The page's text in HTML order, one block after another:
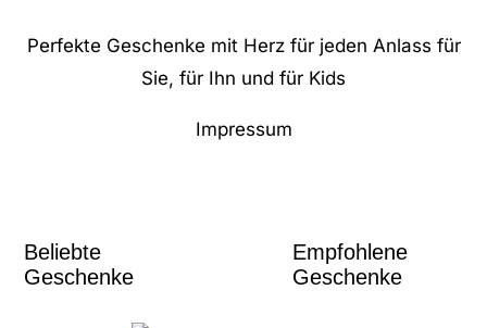
Perfekte Geschenke mit Herz für jeden Anlass für
Sie, für Ihn und für Kids
Impressum
Beliebte
Geschenke
Empfohlene
Geschenke